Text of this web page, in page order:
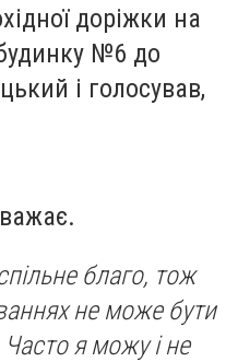
доріжки на
№6 до
і голосував,
благо, тож
не може бути
Часто я можу і не